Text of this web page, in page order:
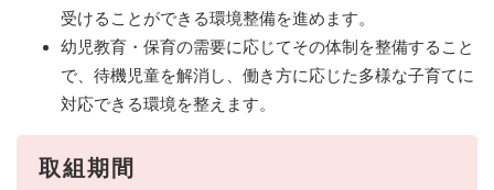
受けることができる環境整備を進めます。
幼児教育・保育の需要に応じてその体制を整備すること
で、待機児童を解消し、働き方に応じた多様な子育てに
対応できる環境を整えます。
取組期間